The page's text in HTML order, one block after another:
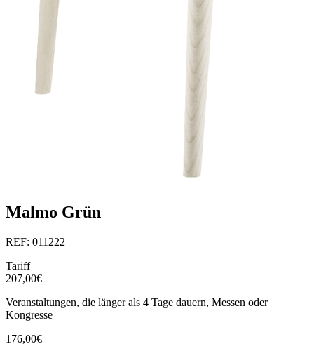
Malmo Grün
REF: 011222
Tariff
207,00€
Veranstaltungen, die länger als 4 Tage dauern, Messen oder
Kongresse
176,00€